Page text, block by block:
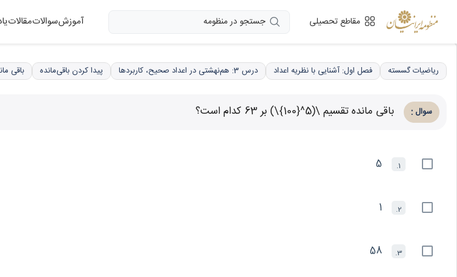
مقاطع تحصیلی جستجو در منظومه آموزشسوالاتمقالات
ریاضیات گسسته فصل اول: آشنایی با نظریه اعداد درس 3: هم‌نهشتی در اعداد صحیح، کاربردها پیدا کردن باقی‌مانده باقی
سوال : باقی مانده تقسیم \(5^{100}\) بر 63 کدام است؟
1.
5
2.
1
3.
58